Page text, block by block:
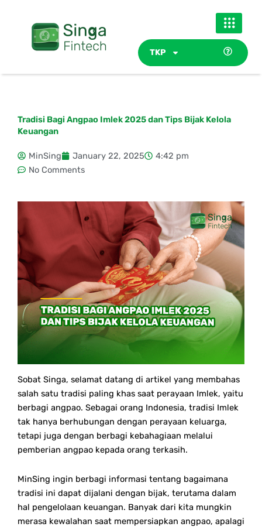
TKP
Tradisi Bagi Angpao Imlek 2025 dan Tips Bijak Kelola
Keuangan
MinSing January 22, 2025
4:42 pm
No Comments
Sobat Singa, selamat datang di artikel yang membahas
salah satu tradisi paling khas saat perayaan Imlek, yaitu
berbagi angpao. Sebagai orang Indonesia, tradisi Imlek
tak hanya berhubungan dengan perayaan keluarga,
tetapi juga dengan berbagi kebahagiaan melalui
pemberian angpao kepada orang terkasih.
MinSing ingin berbagi informasi tentang bagaimana
tradisi ini dapat dijalani dengan bijak, terutama dalam
hal pengelolaan keuangan. Banyak dari kita mungkin
merasa kewalahan saat mempersiapkan angpao, apalagi